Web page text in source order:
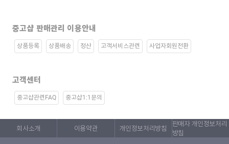
중고샵 판매관리 이용안내
상품등록 상품배송 정산 고객서비스관련 사업자회원전환
고객센터
중고샵관련FAQ 중고샵1:1문의
회사소개 이용약관 개인정보처리방침
판매자 개인정보처리
방침